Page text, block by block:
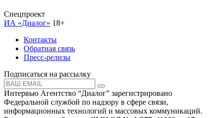
Спецпроект
ИА «Диалог» 18+
Контакты
Обратная связь
Пресс-релизы
Подписаться на рассылку
Интервью Агентство “Диалог” зарегистрировано
Федеральной службой по надзору в сфере связи,
информационных технологий и массовых коммуникаций.